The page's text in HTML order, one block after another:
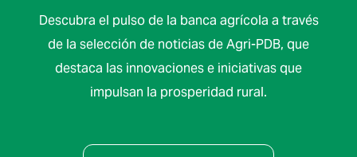
Descubra el pulso de la banca agrícola a través
de la selección de noticias de Agri-PDB, que
destaca las innovaciones e iniciativas que
impulsan la prosperidad rural.